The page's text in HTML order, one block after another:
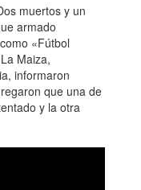
muertos y un
armado
«Fútbol
Maiza,
informaron
que una de
y la otra